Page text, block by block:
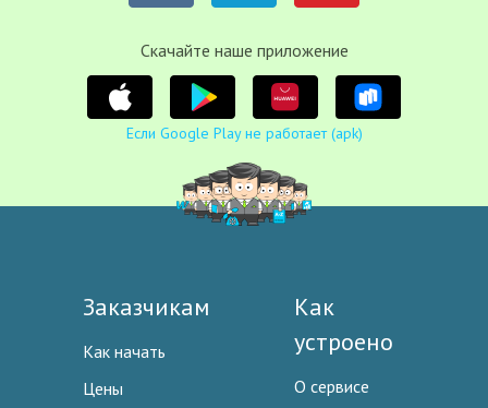
Cкачайте наше приложение
Если Google Play не работает (apk)
Заказчикам
Как начать
Цены
Как
устроено
О сервисе